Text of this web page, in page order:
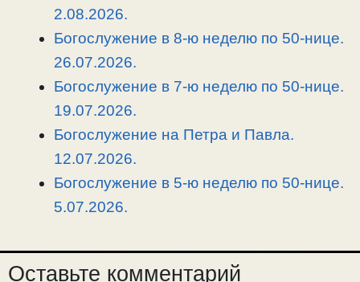
a
o
и
2.08.2026.
Богослужение в 8-ю неделю по 50-нице.
26.07.2026.
Богослужение в 7-ю неделю по 50-нице.
19.07.2026.
Богослужение на Петра и Павла.
12.07.2026.
Богослужение в 5-ю неделю по 50-нице.
5.07.2026.
Оставьте комментарий